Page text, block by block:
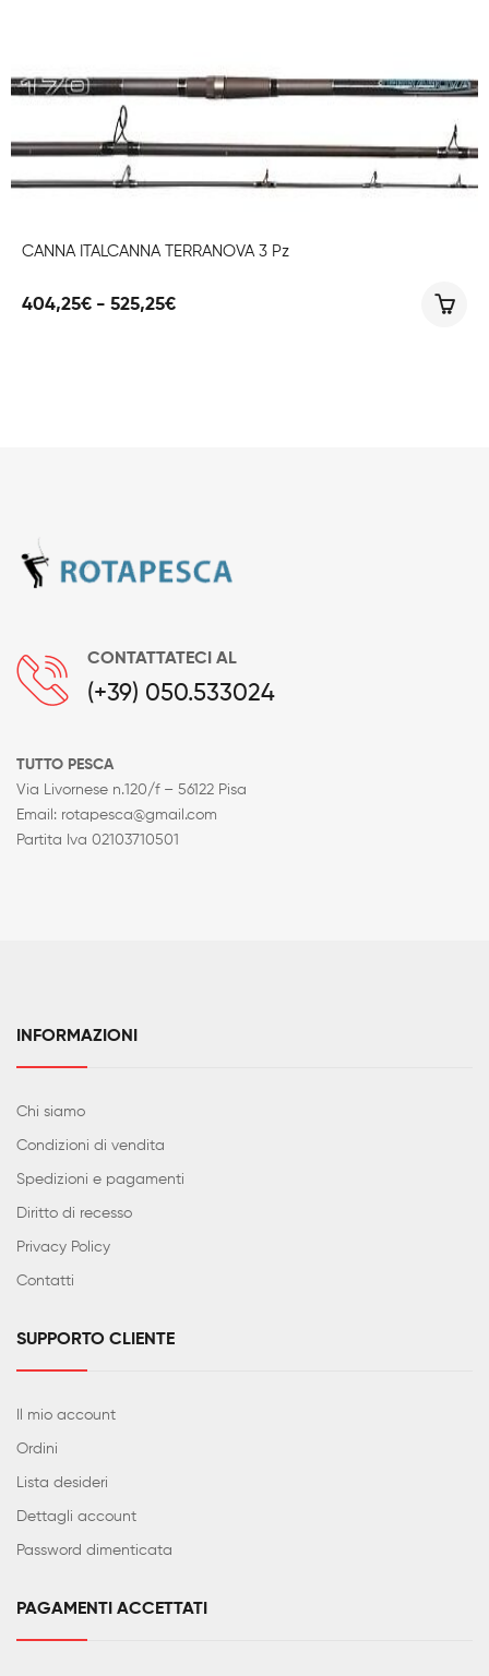
CANNA ITALCANNA TERRANOVA 3 Pz
404,25€ - 525,25€Fascia
CONTATTATECI AL
(+39) 050.533024
TUTTO PESCA
Via Livornese n.120/f – 56122 Pisa
Email: rotapesca@gmail.com
Partita Iva 02103710501
INFORMAZIONI
Chi siamo
Condizioni di vendita
Spedizioni e pagamenti
Diritto di recesso
Privacy Policy
Contatti
SUPPORTO CLIENTE
Il mio account
Ordini
Lista desideri
Dettagli account
Password dimenticata
PAGAMENTI ACCETTATI